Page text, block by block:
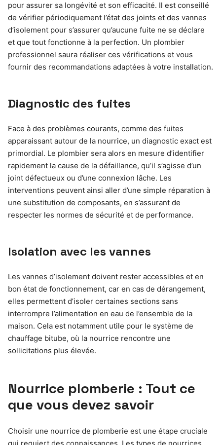
pour assurer sa longévité et son efficacité. Il est conseillé
de vérifier périodiquement l’état des joints et des vannes
d’isolement pour s’assurer qu’aucune fuite ne se déclare
et que tout fonctionne à la perfection. Un plombier
professionnel saura réaliser ces vérifications et vous
fournir des recommandations adaptées à votre installation.
Diagnostic des fuites
Face à des problèmes courants, comme des fuites
apparaissant autour de la nourrice, un diagnostic exact est
primordial. Le plombier sera alors en mesure d’identifier
rapidement la cause de la défaillance, qu’il s’agisse d’un
joint défectueux ou d’une connexion lâche. Les
interventions peuvent ainsi aller d’une simple réparation à
une substitution de composants, en s’assurant de
respecter les normes de sécurité et de performance.
Isolation avec les vannes
Les vannes d’isolement doivent rester accessibles et en
bon état de fonctionnement, car en cas de dérangement,
elles permettent d’isoler certaines sections sans
interrompre l’alimentation en eau de l’ensemble de la
maison. Cela est notamment utile pour le système de
chauffage bitube, où la nourrice rencontre une
sollicitations plus élevée.
Nourrice plomberie : Tout ce
que vous devez savoir
Choisir une nourrice de plomberie est une étape cruciale